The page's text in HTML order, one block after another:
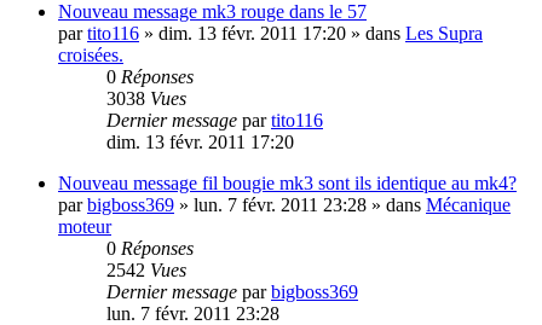
Nouveau message mk3 rouge dans le 57
partito116 » dim. 13 févr. 2011 17:20 » dans Les Supra
croisées.
0 Réponses
3038 Vues
Dernier message partito116
dim. 13 févr. 2011 17:20
Nouveau message fil bougie mk3 sont ils identique au mk4?
parbigboss369 » lun. 7 févr. 2011 23:28 » dans Mécanique
moteur
0 Réponses
2542 Vues
Dernier message parbigboss369
lun. 7 févr. 2011 23:28